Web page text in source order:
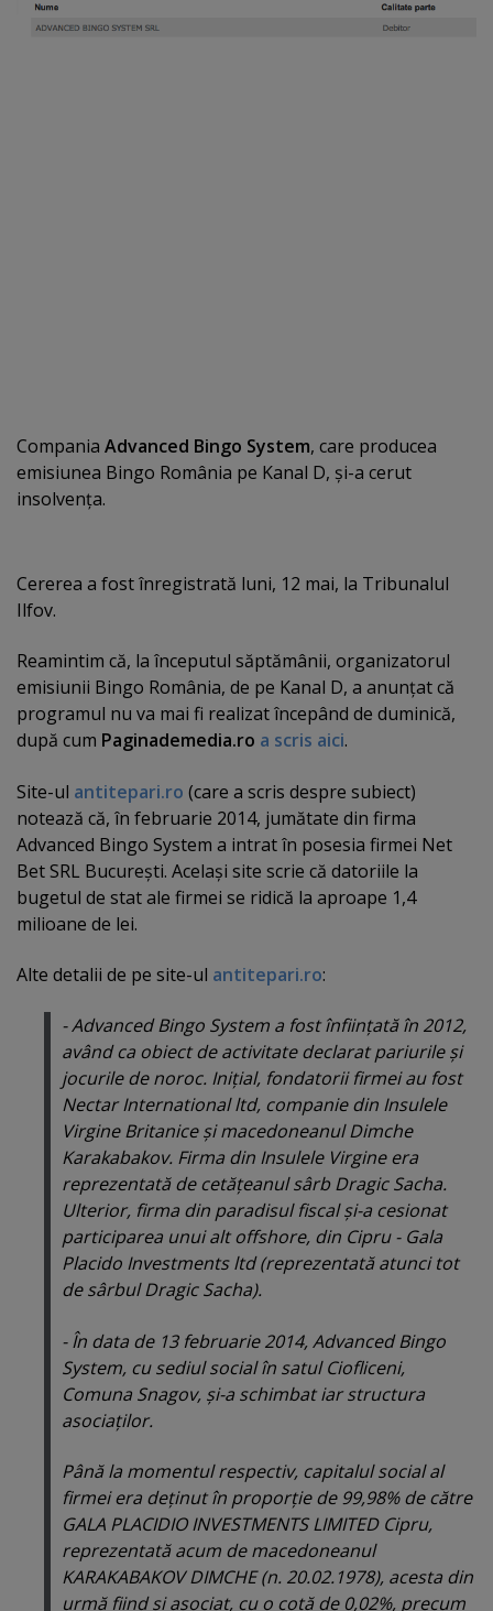
Compania Advanced Bingo System, care producea
emisiunea Bingo România pe Kanal D, şi-a cerut
insolvenţa.
Cererea a fost înregistrată luni, 12 mai, la Tribunalul
Ilfov.
Reamintim că, la începutul săptămânii, organizatorul
emisiunii Bingo România, de pe Kanal D, a anunţat că
programul nu va mai fi realizat începând de duminică,
după cum Paginademedia.ro a scris aici.
Site-ul antitepari.ro (care a scris despre subiect)
notează că, în februarie 2014, jumătate din firma
Advanced Bingo System a intrat în posesia firmei Net
Bet SRL Bucureşti. Acelaşi site scrie că datoriile la
bugetul de stat ale firmei se ridică la aproape 1,4
milioane de lei.
Alte detalii de pe site-ul antitepari.ro:
- Advanced Bingo System a fost înfiinţată în 2012,
având ca obiect de activitate declarat pariurile şi
jocurile de noroc. Iniţial, fondatorii firmei au fost
Nectar International ltd, companie din Insulele
Virgine Britanice şi macedoneanul Dimche
Karakabakov. Firma din Insulele Virgine era
reprezentată de cetăţeanul sârb Dragic Sacha.
Ulterior, firma din paradisul fiscal şi-a cesionat
participarea unui alt offshore, din Cipru - Gala
Placido Investments ltd (reprezentată atunci tot
de sârbul Dragic Sacha).
- În data de 13 februarie 2014, Advanced Bingo
System, cu sediul social în satul Ciofliceni,
Comuna Snagov, şi-a schimbat iar structura
asociaţilor.
Până la momentul respectiv, capitalul social al
firmei era deţinut în proporţie de 99,98% de către
GALA PLACIDIO INVESTMENTS LIMITED Cipru,
reprezentată acum de macedoneanul
KARAKABAKOV DIMCHE (n. 20.02.1978), acesta din
urmă fiind şi asociat, cu o cotă de 0,02%, precum